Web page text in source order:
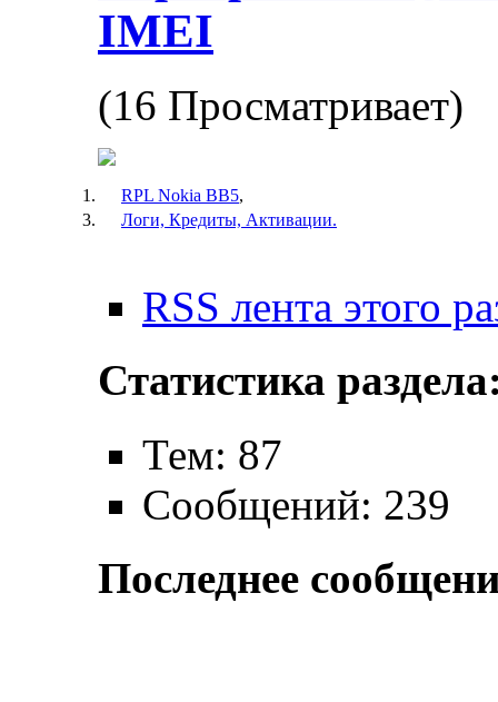
IMEI
(16 Просматривает)
RPL Nokia BB5,
Логи, Кредиты, Активации.
RSS лента этого
Статистика
Тем: 87
Сообщений: 239
Последнее